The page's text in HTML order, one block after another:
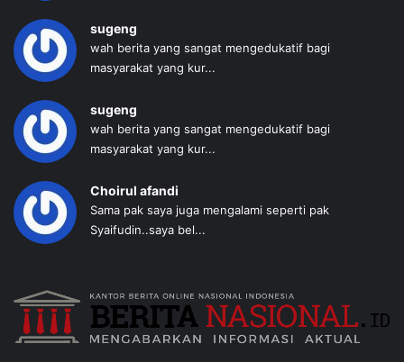
sugeng
wah berita yang sangat mengedukatif bagi
masyarakat yang kur...
sugeng
wah berita yang sangat mengedukatif bagi
masyarakat yang kur...
Choirul afandi
Sama pak saya juga mengalami seperti pak
Syaifudin..saya bel...